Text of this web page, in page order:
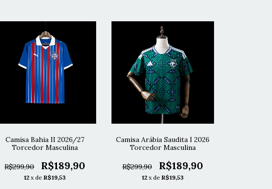
Camisa Bahia II 2026/27
Torcedor Masculina
R$299,90 R$189,90
12 x deR$19,53
Camisa Arábia Saudita I 2026
Torcedor Masculina
R$299,90 R$189,90
12 x de R$19,53